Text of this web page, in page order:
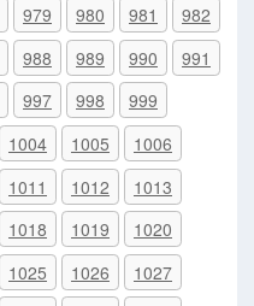
979 980 981
982
988 989 990
991
997 998
999
1004 1005
1006
1011 1012
1013
1018 1019
1020
1025 1026
1027